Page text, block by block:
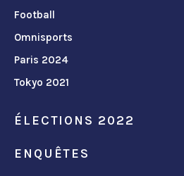
Football
Omnisports
Paris 2024
Tokyo 2021
ÉLECTIONS 2022
ENQUÊTES